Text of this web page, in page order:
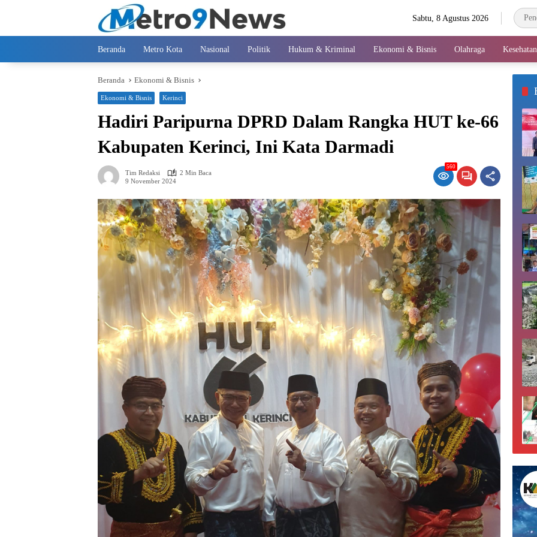
Sabtu, 8 Agustus 2026
Beranda Metro Kota Nasional Politik Hukum & Kriminal Ekonomi & Bisnis Olahraga Kesehatan
Beranda Ekonomi & Bisnis
Ekonomi & Bisnis Kerinci
Hadiri Paripurna DPRD Dalam Rangka HUT ke-66
Kabupaten Kerinci, Ini Kata Darmadi
Tim Redaksi
2 Min Baca
9 November 2024
560